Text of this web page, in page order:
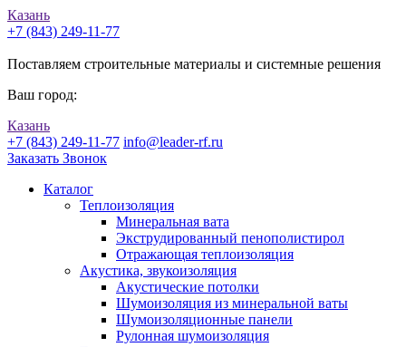
Казань
+7 (843) 249-11-77
Поставляем строительные материалы и системные решения
Ваш город:
Казань
+7 (843) 249-11-77 info@leader-rf.ru
Заказать Звонок
Каталог
Теплоизоляция
Минеральная вата
Экструдированный пенополистирол
Отражающая теплоизоляция
Акустика, звукоизоляция
Акустические потолки
Шумоизоляция из минеральной ваты
Шумоизоляционные панели
Рулонная шумоизоляция